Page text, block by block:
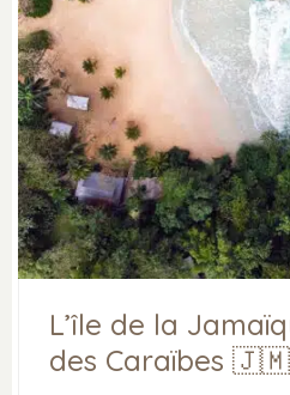
L’île de la
des Caraïbes 🇯🇲